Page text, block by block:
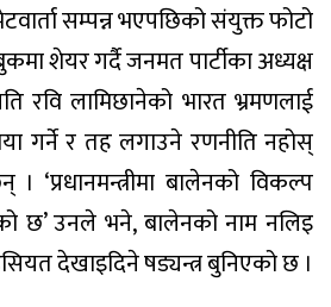
सम्पन्न भएपछिको संयुक्त फोटो
शेयर गर्दै जनमत पार्टीका अध्यक्ष
रवि लामिछानेको भारत भ्रमणलाई
गर्ने र तह लगाउने रणनीति नहोस्
‘प्रधानमन्त्रीमा बालेनको विकल्प
छ’ उनले भने, बालेनको नाम नलिइ
देखाइदिने षड्यन्त्र बुनिएको छ ।